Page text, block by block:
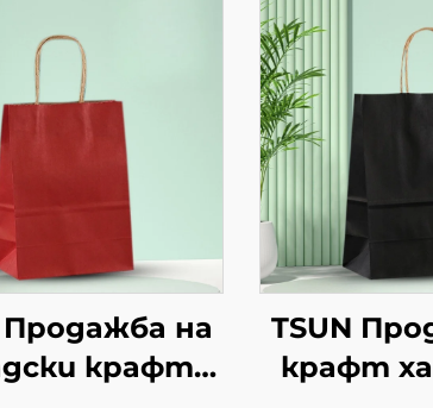
Продажба на
крафт
TSUN
крафт